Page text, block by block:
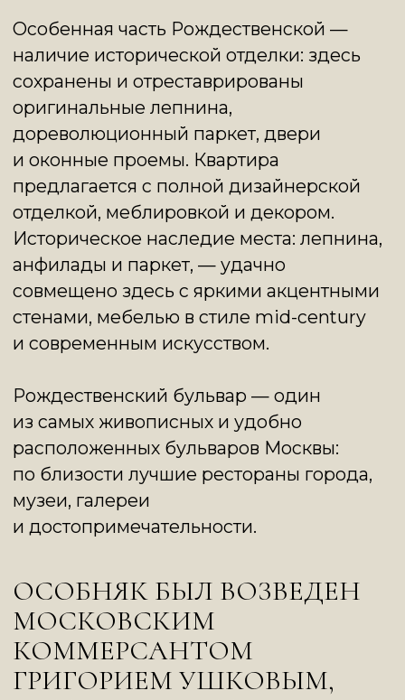
Рождественский бульвар — один
из самых живописных и удобно
расположенных бульваров Москвы:
музеи, галереи
и достопримечательности.
ОСОБНЯК БЫЛ ВОЗВЕДЕН
МОСКОВСКИМ
КОММЕРСАНТОМ
ГРИГОРИЕМ УШКОВЫМ,
ИНТЕРЬЕРЫ КОТОРОГО
ПРОЕКТИРОВАЛ САМ
ФЕДОР ШЕХТЕЛЬ